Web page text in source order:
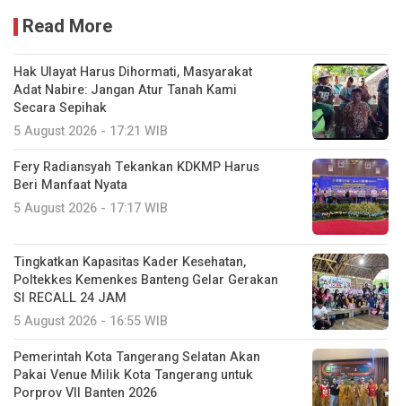
Read More
Hak Ulayat Harus Dihormati, Masyarakat
Adat Nabire: Jangan Atur Tanah Kami
Secara Sepihak
5 August 2026 - 17:21 WIB
Fery Radiansyah Tekankan KDKMP Harus
Beri Manfaat Nyata
5 August 2026 - 17:17 WIB
Tingkatkan Kapasitas Kader Kesehatan,
Poltekkes Kemenkes Banteng Gelar Gerakan
SI RECALL 24 JAM
5 August 2026 - 16:55 WIB
Pemerintah Kota Tangerang Selatan Akan
Pakai Venue Milik Kota Tangerang untuk
Porprov VII Banten 2026